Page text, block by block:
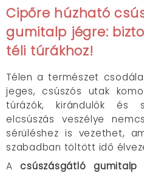
Cipőre húzható
gumitalp jégre:
téli túrákhoz!
Télen a természet
jeges, csúszós utak
túrázók, kirándulók és
elcsúszás veszélye
sérüléshez is vezethet,
szabadban töltött idő
A csúszásgátló